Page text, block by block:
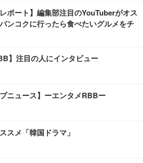
レポート】編集部注目のYouTuberがオス
ンコクに行ったら食べたいグルメをチ
】注目の人にインタビュー
プニュース】ーエンタメRBBー
スメ「韓国ドラマ」